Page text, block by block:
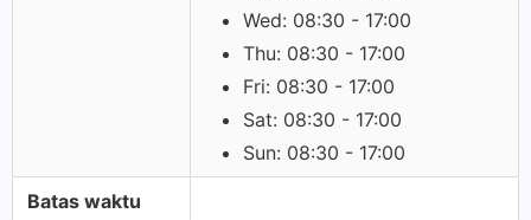
Wed: 08:30 - 17:00
Thu: 08:30 - 17:00
Fri: 08:30 - 17:00
Sat: 08:30 - 17:00
Sun: 08:30 - 17:00
Batas waktu